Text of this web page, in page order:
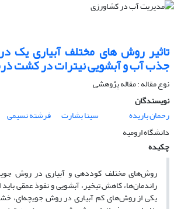
تاثیر روش های مختلف آبیاری یک
جذب آب و آبشویی نیترات در کشت
نوع مقاله : مقاله پژوهشی
نویسندگان
رحمان باریده
سینا بشارت
فرشته نسیمی
دانشگاه ارومیه
چکیده
روش‌های مختلف کوددهی و آبیاری در روش
راندمان‌ها، کاهش تبخیر، آبشویی و نفوذ عمقی
یکی از روش‌های کم آبیاری در روش جویچه‌ای،